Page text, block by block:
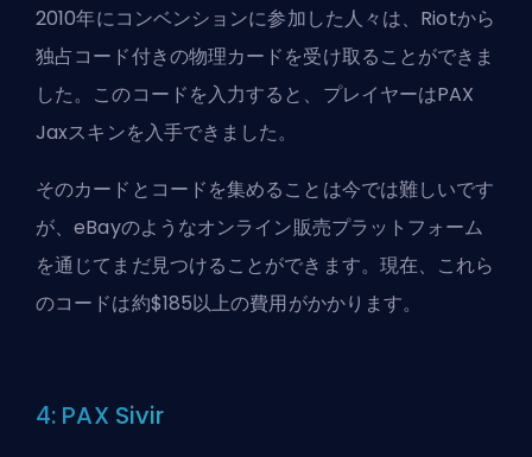
2010年にコンベンションに参加した人々は、Riotから
独占コード付きの物理カードを受け取ることができま
した。このコードを入力すると、プレイヤーはPAX
Jaxスキンを入手できました。
そのカードとコードを集めることは今では難しいです
が、eBayのようなオンライン販売プラットフォーム
を通じてまだ見つけることができます。現在、これら
のコードは約$185以上の費用がかかります。
4: PAX Sivir